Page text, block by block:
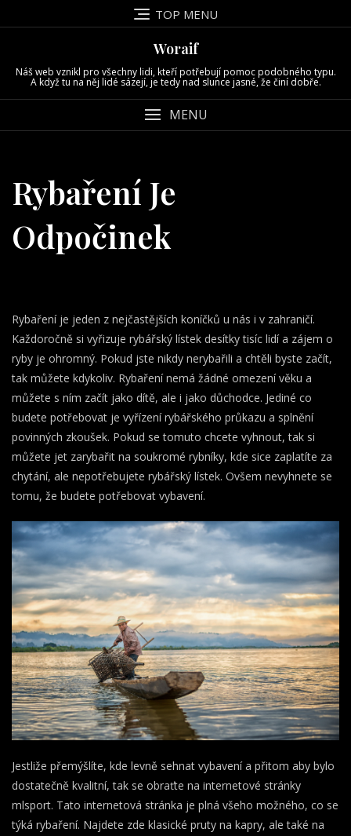
to
TOP MENU
Woraif
Náš web vznikl pro všechny lidi, kteří potřebují pomoc podobného typu.
A když tu na něj lidé sázejí, je tedy nad slunce jasné, že činí dobře.
MENU
Rybaření Je
Odpočinek
Rybaření je jeden z nejčastějších koníčků u nás i v zahraničí.
Každoročně si vyřizuje rybářský lístek desítky tisíc lidí a zájem o
ryby je ohromný. Pokud jste nikdy nerybařili a chtěli byste začít,
tak můžete kdykoliv. Rybaření nemá žádné omezení věku a
můžete s ním začít jako dítě, ale i jako důchodce. Jediné co
budete potřebovat je vyřízení rybářského průkazu a splnění
povinných zkoušek. Pokud se tomuto chcete vyhnout, tak si
můžete jet zarybařit na soukromé rybníky, kde sice zaplatíte za
chytání, ale nepotřebujete rybářský lístek. Ovšem nevyhnete se
tomu, že budete potřebovat vybavení.
Jestliže přemýšlíte, kde levně sehnat vybavení a přitom aby bylo
dostatečně kvalitní, tak se obraťte na internetové stránky
mlsport. Tato internetová stránka je plná všeho možného, co se
týká rybaření. Najdete zde klasické pruty na kapry, ale také na